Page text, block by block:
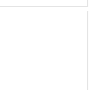
Biergarten laden
im Freien
willkommen, es gibt
und Tischkicker. Alle